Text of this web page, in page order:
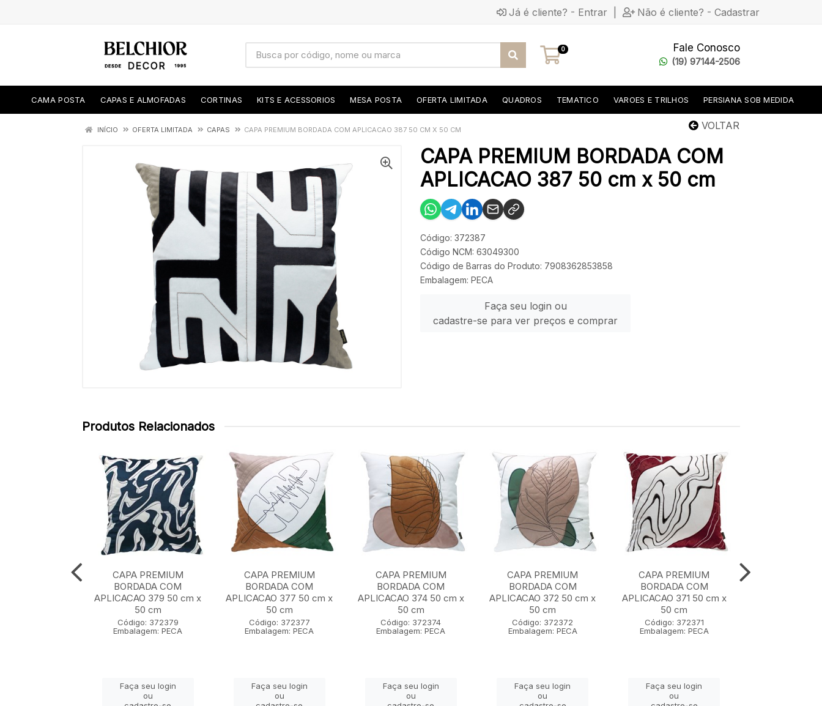
Já é cliente? - Entrar Não é cliente? - Cadastrar
0 Fale Conosco
(19) 97144-2506
CAMA POSTA CAPAS E ALMOFADAS CORTINAS KITS E ACESSORIOS MESA POSTA OFERTA LIMITADA QUADROS TEMATICO VAROES E TRILHOS PERSIANA SOB MEDIDA
VOLTAR
INÍCIO OFERTA LIMITADA CAPAS CAPA PREMIUM BORDADA COM APLICACAO 387 50 CM X 50 CM
CAPA PREMIUM BORDADA COM
APLICACAO 387 50 cm x 50 cm
Código: 372387
Código NCM: 63049300
Código de Barras do Produto: 7908362853858
Embalagem: PECA
Faça seu login ou
cadastre-se para ver preços e comprar
Produtos Relacionados
CAPA PREMIUM
BORDADA COM
APLICACAO 379 50 cm x
50 cm
Código: 372379
Embalagem: PECA
Faça seu login
ou
CAPA PREMIUM
BORDADA COM
APLICACAO 377 50 cm x
50 cm
Código: 372377
Embalagem: PECA
Faça seu login
ou
CAPA PREMIUM
BORDADA COM
APLICACAO 374 50 cm x
50 cm
Código: 372374
Embalagem: PECA
Faça seu login
ou
CAPA PREMIUM
BORDADA COM
APLICACAO 372 50 cm x
50 cm
Código: 372372
Embalagem: PECA
Faça seu login
ou
CAPA PREMIUM
BORDADA COM
APLICACAO 371 50 cm x
50 cm
Código: 372371
Embalagem: PECA
Faça seu login
ou